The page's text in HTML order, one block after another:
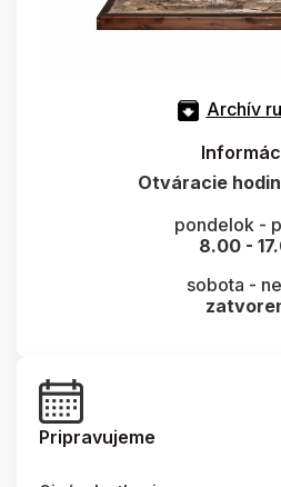
Archív
Otváracie
pondelok -
8.00 -
sobota -
Pripravujeme